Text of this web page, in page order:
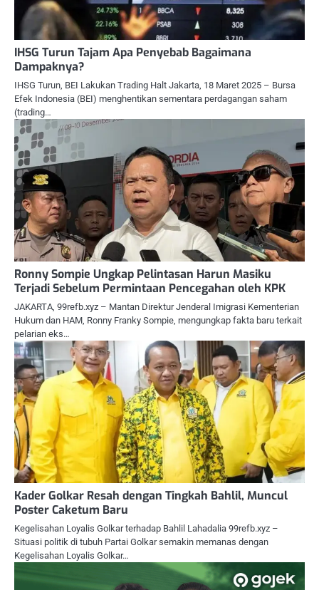
IHSG Turun Tajam Apa Penyebab Bagaimana
Dampaknya?
IHSG Turun, BEI Lakukan Trading Halt Jakarta, 18 Maret 2025 – Bursa
Efek Indonesia (BEI) menghentikan sementara perdagangan saham
(trading…
Ronny Sompie Ungkap Pelintasan Harun Masiku
Terjadi Sebelum Permintaan Pencegahan oleh KPK
JAKARTA, 99refb.xyz – Mantan Direktur Jenderal Imigrasi Kementerian
Hukum dan HAM, Ronny Franky Sompie, mengungkap fakta baru terkait
pelarian eks…
Kader Golkar Resah dengan Tingkah Bahlil, Muncul
Poster Caketum Baru
Kegelisahan Loyalis Golkar terhadap Bahlil Lahadalia 99refb.xyz –
Situasi politik di tubuh Partai Golkar semakin memanas dengan
Kegelisahan Loyalis Golkar…